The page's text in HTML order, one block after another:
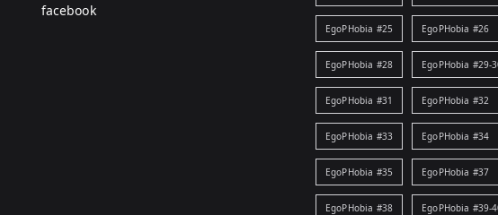
facebook
EgoPHobia #25 EgoPHobia #26
EgoPHobia #28 EgoPHobia #29-
EgoPHobia #31 EgoPHobia #32
EgoPHobia #33 EgoPHobia #34
EgoPHobia #35 EgoPHobia #37
EgoPHobia #38 EgoPHobia #39-